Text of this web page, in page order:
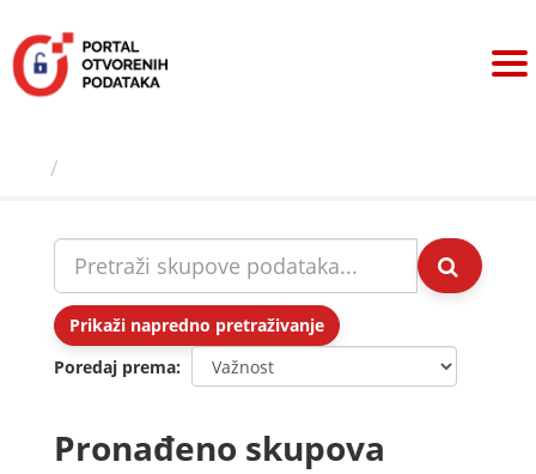
sadržaj
Prikaži napredno pretraživanje
Poredaj prema
Pronađeno skupova